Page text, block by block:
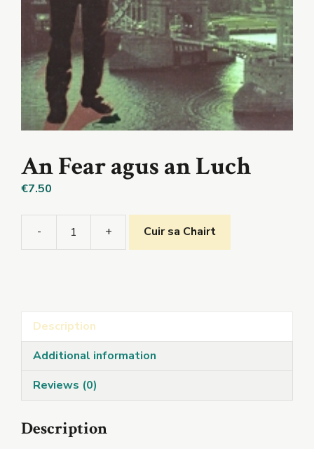
An Fear agus an Luch
€7.50
- + Cuir sa Chairt
Description
Additional information
Reviews (0)
Description